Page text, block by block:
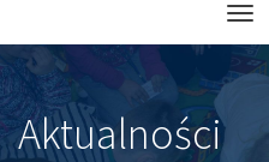
Aktualności